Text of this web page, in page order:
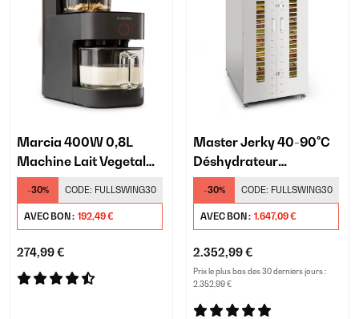
Marcia 400W 0,8L
Machine Lait Vegetal
Gris foncé
-30% CODE: FULLSWING30
AVEC BON : 192,49 €
274,99 €
Master Jerky 40-90°C
Déshydrateur
Professionnel 24
Plateaux Argent
-30% CODE: FULLSWING30
AVEC BON : 1.647,09 €
2.352,99 €
Prix le plus bas des 30 derniers jours :
2.352,99 €